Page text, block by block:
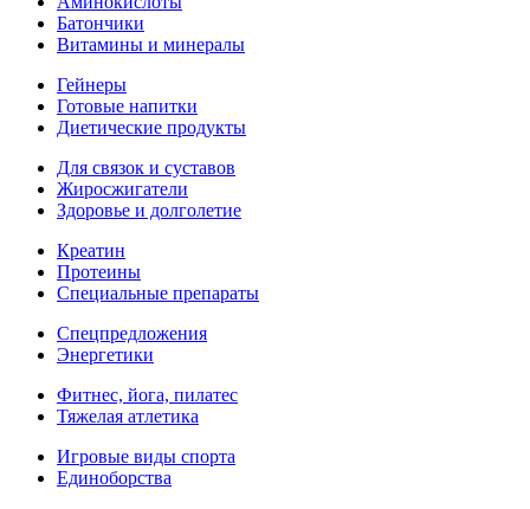
Батончики
Витамины и минералы
Гейнеры
Готовые напитки
Диетические продукты
Для связок и суставов
Жиросжигатели
Здоровье и долголетие
Креатин
Протеины
Специальные препараты
Спецпредложения
Энергетики
Фитнес, йога, пилатес
Тяжелая атлетика
Игровые виды спорта
Единоборства